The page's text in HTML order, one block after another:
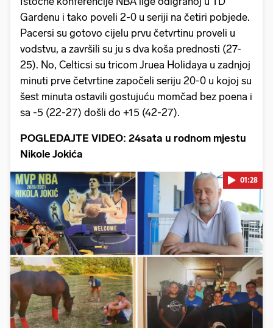
Gardenu i tako poveli 2-0 u seriji na četiri pobjede.
Pacersi su gotovo cijelu prvu četvrtinu proveli u
vodstvu, a završili su ju s dva koša prednosti (27-
25). No, Celticsi su tricom Jruea Holidaya u zadnjoj
minuti prve četvrtine započeli seriju 20-0 u kojoj su
šest minuta ostavili gostujuću momčad bez poena i
sa -5 (22-27) došli do +15 (42-27).
POGLEDAJTE VIDEO: 24sata u rodnom mjestu
Nikole Jokića
Pokretanje videa...
01:28